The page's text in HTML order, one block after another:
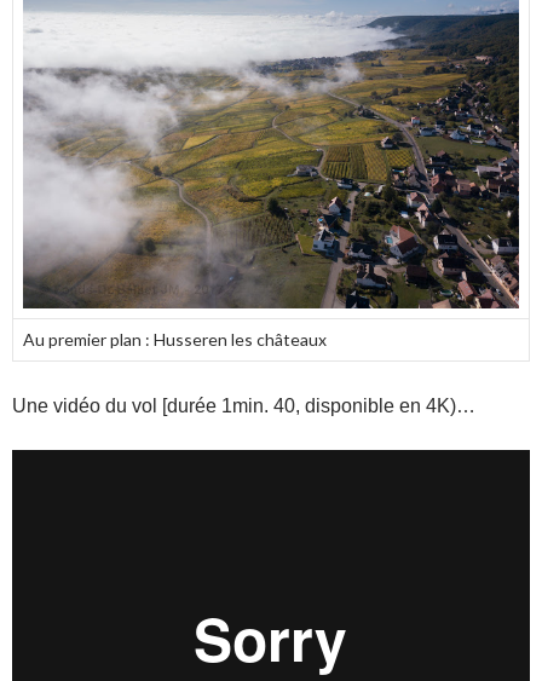
Au premier plan : Husseren les châteaux
Une vidéo du vol [durée 1min. 40, disponible en 4K)…